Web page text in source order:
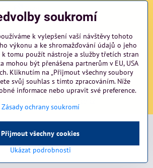
soukromíZásady ochrany soukromí
soukromí
k vylepšení vaší návštěvy tohoto
výkonu a ke shromažďování údajů o jeho
k tomu použít nástroje a služby třetích stran
mohou být přenášena partnerům v EU, USA
Kliknutím na „Přijmout všechny soubory
svůj souhlas s tímto zpracováním. Níže
informace nebo upravit své preference.
Zásady ochrany soukromí
Ukázat podrobnosti
Přijmout všechny cookies